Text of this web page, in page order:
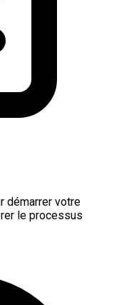
démarrer votre
le processus